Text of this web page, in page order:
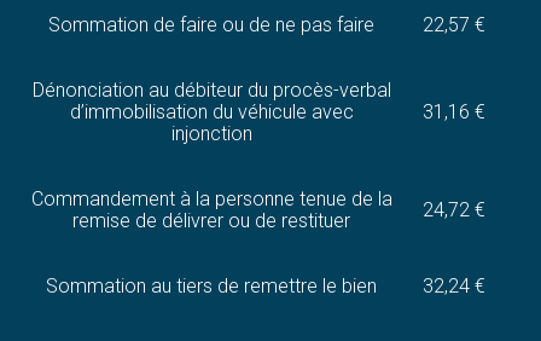
Sommation de faire ou de ne pas faire 22,57 €
Dénonciation au débiteur du procès-verbal
d’immobilisation du véhicule avec
injonction
31,16 €
Commandement à la personne tenue de la
remise de délivrer ou de restituer
24,72 €
Sommation au tiers de remettre le bien 32,24 €